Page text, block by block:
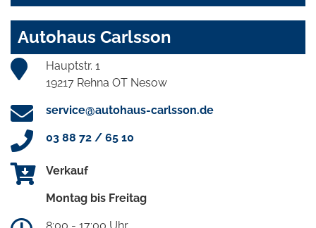
Autohaus Carlsson
Hauptstr. 1
19217 Rehna OT Nesow
service@autohaus-carlsson.de
03 88 72 / 65 10
Verkauf
Montag bis Freitag